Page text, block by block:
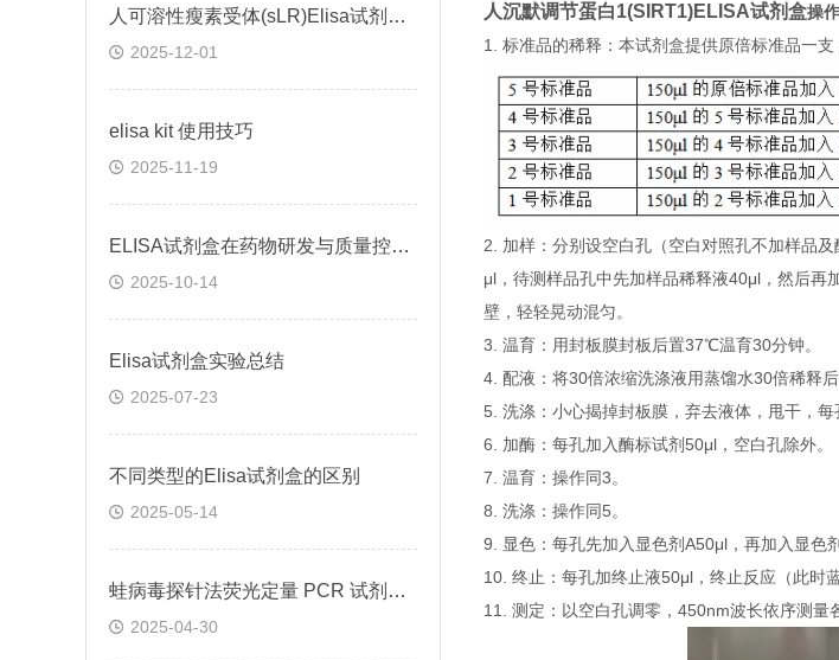
人可溶性瘦素受体(sLR)Elisa试剂盒可溶性受体的作用
2025-12-01
elisa kit 使用技巧
2025-11-19
ELISA试剂盒在药物研发与质量控制中的应用实践
2025-10-14
Elisa试剂盒实验总结
2025-07-23
不同类型的Elisa试剂盒的区别
2025-05-14
蛙病毒探针法荧光定量 PCR 试剂盒定量定性检测
2025-04-30
人沉默调节蛋白1(SIRT1)ELISA试剂盒操
1. 标准品的稀释：本试剂盒提供原倍标准品一
2. 加样：分别设空白孔（空白对照孔不加样品
μl，待测样品孔中先加样品稀释液40μl，然后再
壁，轻轻晃动混匀。
3. 温育：用封板膜封板后置37℃温育30分钟。
4. 配液：将30倍浓缩洗涤液用蒸馏水30倍稀释
5. 洗涤：小心揭掉封板膜，弃去液体，甩干，
6. 加酶：每孔加入酶标试剂50μl，空白孔除外。
7. 温育：操作同3。
8. 洗涤：操作同5。
9. 显色：每孔先加入显色剂A50μl，再加入显色
10. 终止：每孔加终止液50μl，终止反应（此时
11. 测定：以空白孔调零，450nm波长依序测量